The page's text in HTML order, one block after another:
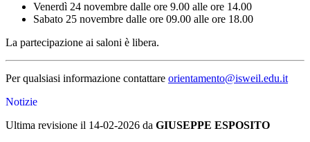
Venerdì 24 novembre dalle ore 9.00 alle ore 14.00
Sabato 25 novembre dalle ore 09.00 alle ore 18.00
La partecipazione ai saloni è libera.
Per qualsiasi informazione contattare orientamento@isweil.edu.it
Notizie
Ultima revisione il 14-02-2026 da GIUSEPPE ESPOSITO